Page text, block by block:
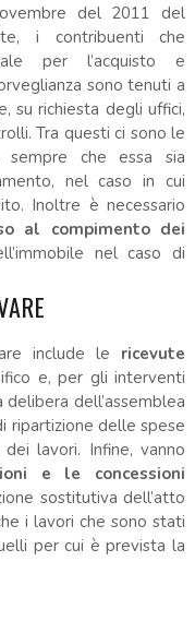
del 2011 del
i contribuenti che
per l’acquisto e
sono tenuti a
su richiesta degli uffici,
Tra questi ci sono le
sempre che essa sia
nel caso in cui
Inoltre è necessario
al compimento dei
nel caso di
include le ricevute
e, per gli interventi
dell’assemblea
ripartizione delle spese
lavori. Infine, vanno
e le concessioni
sostitutiva dell’atto
i lavori che sono stati
per cui è prevista la